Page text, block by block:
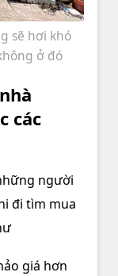
sẽ hơi khó
ở đó
các
người
đi tìm mua
giá hơn